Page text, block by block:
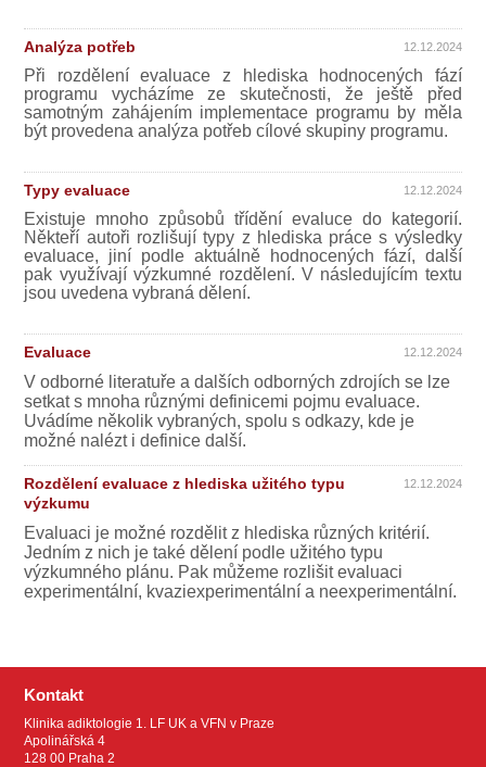
12.12.2024
Analýza potřeb
Při rozdělení evaluace z hlediska hodnocených fází
programu vycházíme ze skutečnosti, že ještě před
samotným zahájením implementace programu by měla
být provedena analýza potřeb cílové skupiny programu.
12.12.2024
Typy evaluace
Existuje mnoho způsobů třídění evaluce do kategorií.
Někteří autoři rozlišují typy z hlediska práce s výsledky
evaluace, jiní podle aktuálně hodnocených fází, další
pak využívají výzkumné rozdělení. V následujícím textu
jsou uvedena vybraná dělení.
12.12.2024
Evaluace
V odborné literatuře a dalších odborných zdrojích se lze
setkat s mnoha různými definicemi pojmu evaluace.
Uvádíme několik vybraných, spolu s odkazy, kde je
možné nalézt i definice další.
12.12.2024
Rozdělení evaluace z hlediska užitého typu
výzkumu
Evaluaci je možné rozdělit z hlediska různých kritérií.
Jedním z nich je také dělení podle užitého typu
výzkumného plánu. Pak můžeme rozlišit evaluaci
experimentální, kvaziexperimentální a neexperimentální.
Kontakt
Klinika adiktologie 1. LF UK a VFN v Praze
Apolinářská 4
128 00 Praha 2